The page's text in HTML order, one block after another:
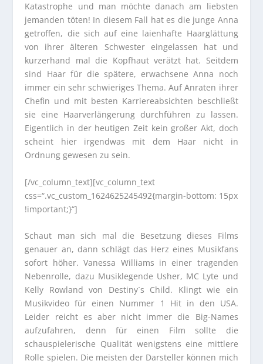
Katastrophe und man möchte danach am liebsten
jemanden töten! In diesem Fall hat es die junge Anna
getroffen, die sich auf eine laienhafte Haarglättung
von ihrer älteren Schwester eingelassen hat und
kurzerhand mal die Kopfhaut verätzt hat. Seitdem
sind Haar für die spätere, erwachsene Anna noch
immer ein sehr schwieriges Thema. Auf Anraten ihrer
Chefin und mit besten Karriereabsichten beschließt
sie eine Haarverlängerung durchführen zu lassen.
Eigentlich in der heutigen Zeit kein großer Akt, doch
scheint hier irgendwas mit dem Haar nicht in
Ordnung gewesen zu sein.
[/vc_column_text][vc_column_text
css=“.vc_custom_1624625245492{margin-bottom: 15px
!important;}“]
Schaut man sich mal die Besetzung dieses Films
genauer an, dann schlägt das Herz eines Musikfans
sofort höher. Vanessa Williams in einer tragenden
Nebenrolle, dazu Musiklegende Usher, MC Lyte und
Kelly Rowland von Destiny´s Child. Klingt wie ein
Musikvideo für einen Nummer 1 Hit in den USA.
Leider reicht es aber nicht immer die Big-Names
aufzufahren, denn für einen Film sollte die
schauspielerische Qualität wenigstens eine mittlere
Rolle spielen. Die meisten der Darsteller können mich